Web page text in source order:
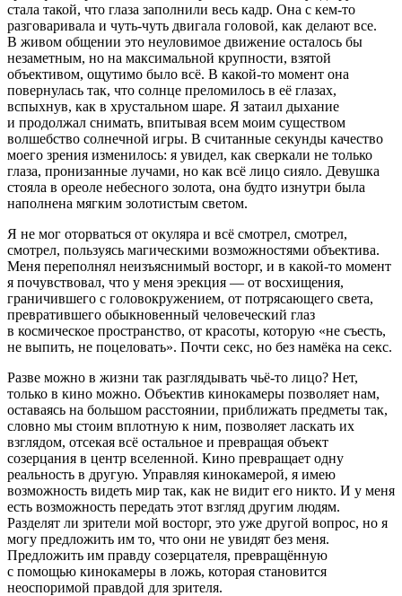
стала такой, что глаза заполнили весь кадр. Она с кем-то
разговаривала и чуть-чуть двигала головой, как делают все.
В живом общении это неуловимое движение осталось бы
незаметным, но на максимальной крупности, взятой
объективом, ощутимо было всё. В какой-то момент она
повернулась так, что солнце преломилось в её глазах,
вспыхнув, как в хрустальном шаре. Я затаил дыхание
и продолжал снимать, впитывая всем моим существом
волшебство солнечной игры. В считанные секунды качество
моего зрения изменилось: я увидел, как сверкали не только
глаза, пронизанные лучами, но как всё лицо сияло. Девушка
стояла в ореоле небесного золота, она будто изнутри была
наполнена мягким золотистым светом.
Я не мог оторваться от окуляра и всё смотрел, смотрел,
смотрел, пользуясь магическими возможностями объектива.
Меня переполнял неизъяснимый восторг, и в какой-то момент
я почувствовал, что у меня эрекция — от восхищения,
граничившего с головокружением, от потрясающего света,
превратившего обыкновенный человеческий глаз
в космическое пространство, от красоты, которую «не съесть,
не выпить, не поцеловать». Почти секс, но без намёка на секс.
Разве можно в жизни так разглядывать чьё-то лицо? Нет,
только в кино можно. Объектив кинокамеры позволяет нам,
оставаясь на большом расстоянии, приближать предметы так,
словно мы стоим вплотную к ним, позволяет ласкать их
взглядом, отсекая всё остальное и превращая объект
созерцания в центр вселенной. Кино превращает одну
реальность в другую. Управляя кинокамерой, я имею
возможность видеть мир так, как не видит его никто. И у меня
есть возможность передать этот взгляд другим людям.
Разделят ли зрители мой восторг, это уже другой вопрос, но я
могу предложить им то, что они не увидят без меня.
Предложить им правду созерцателя, превращённую
с помощью кинокамеры в ложь, которая становится
неоспоримой правдой для зрителя.